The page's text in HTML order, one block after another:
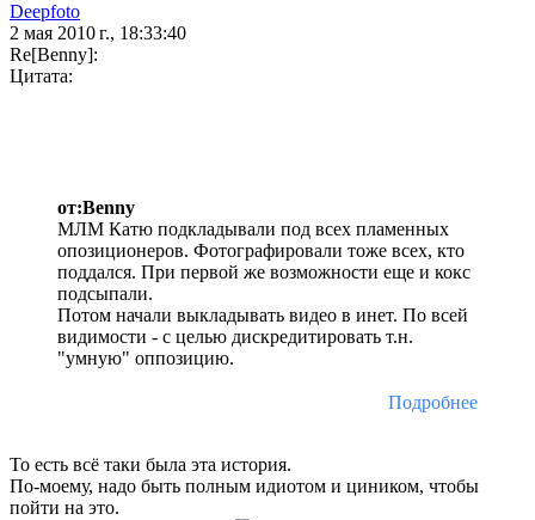
Deepfoto
2 мая 2010 г., 18:33:40
Re[Benny]:
Цитата:
от:Benny
МЛМ Катю подкладывали под всех пламенных
опозиционеров. Фотографировали тоже всех, кто
поддался. При первой же возможности еще и кокс
подсыпали.
Потом начали выкладывать видео в инет. По всей
видимости - с целью дискредитировать т.н.
"умную" оппозицию.
Подробнее
То есть всё таки была эта история.
По-моему, надо быть полным идиотом и циником, чтобы
пойти на это.